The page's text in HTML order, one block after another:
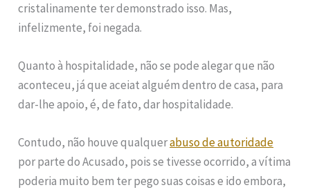
cristalinamente ter demonstrado isso. Mas,
infelizmente, foi negada.
Quanto à hospitalidade, não se pode alegar que não
aconteceu, já que aceiat alguém dentro de casa, para
dar-lhe apoio, é, de fato, dar hospitalidade.
Contudo, não houve qualquerabuso de autoridade
por parte do Acusado, pois se tivesse ocorrido, a vítima
poderia muito bem ter pego suas coisas e ido embora,